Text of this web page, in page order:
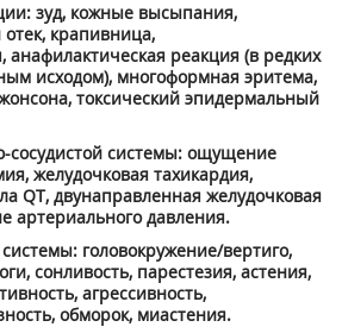
зуд, кожные высыпания,
крапивница,
анафилактическая реакция (в редких
исходом), многоформная эритема,
токсический эпидермальный
сосудистой системы: ощущение
желудочковая тахикардия,
QT, двунаправленная желудочковая
артериального давления.
головокружение/вертиго,
сонливость, парестезия, астения,
агрессивность,
обморок, миастения.